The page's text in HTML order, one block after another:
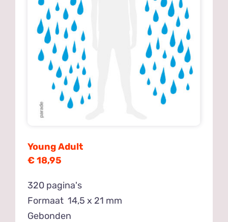
Young Adult
€ 18,95
320 pagina's
Formaat 14,5 x 21 mm
Gebonden